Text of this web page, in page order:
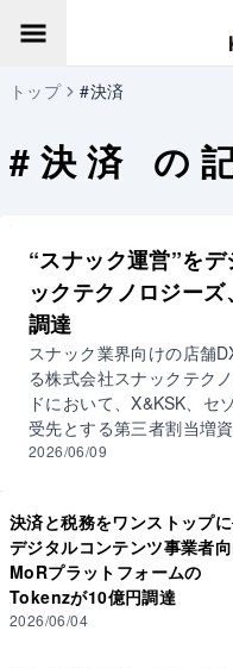
トップ #決済
# 決済 の
“スナック運営”を
ックテクノロジー
調達
スナック業界向けの店舗
る株式会社スナックテク
ドにおいて、X&KSK、セ
受先とする第三者割当増
表。これにより、累計資
レス決済など、店舗運営
るほか、店舗と連動した
ム」も展開している。 ス
え、日本独自のナイトタ
2026/06/09
決済と税務をワンストップ
デジタルコンテンツ事業者
MoRプラットフォームの
Tokenzが10億円調達
2026/06/04